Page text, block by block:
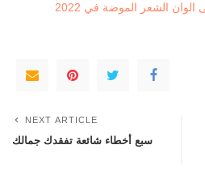
الشعر الموضة في 2022
NEXT ARTICLE
سبع أخطاء شائعة تفقدك جمالك